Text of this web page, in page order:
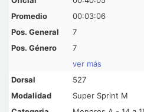
00:03:06
7
7
ver más
527
Super Sprint M